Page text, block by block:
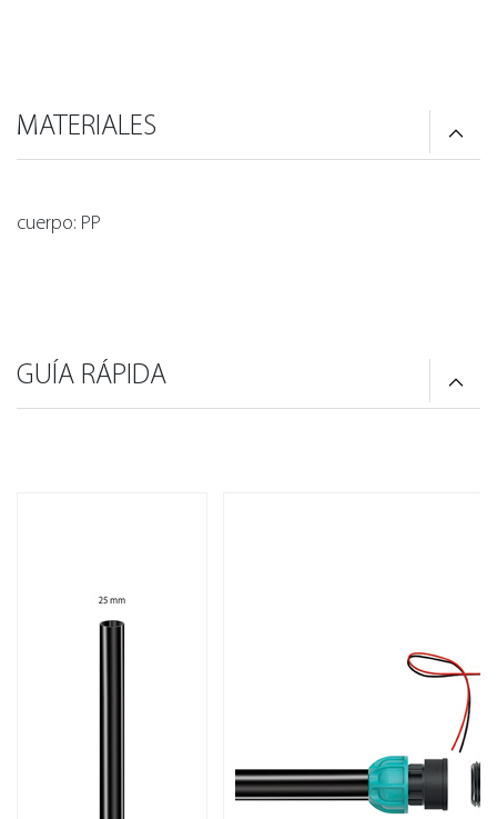
MATERIALES
cuerpo: PP
GUÍA RÁPIDA